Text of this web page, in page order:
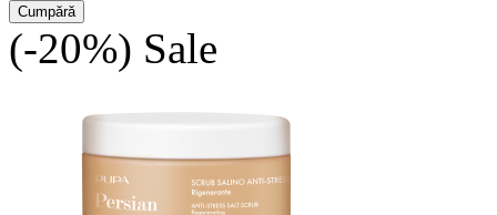
Cumpără
(-20%) Sale